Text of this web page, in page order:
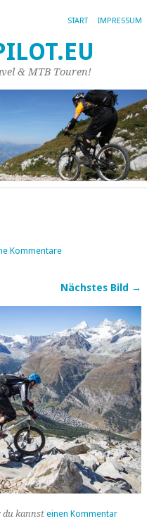
START IMPRESSUM
& MTB Touren!
Kommentare
Nächstes Bild →
du kannst einen Kommentar